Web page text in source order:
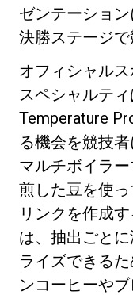
ゼンテーショ
決勝ステージで
オフィシャル
スペシャルテ
Temperature
る機会を競技
マルチボイラ
煎した豆を使
リンクを作成
は、抽出ごと
ライズできる
ンコーヒーや
プライバシーポリシー